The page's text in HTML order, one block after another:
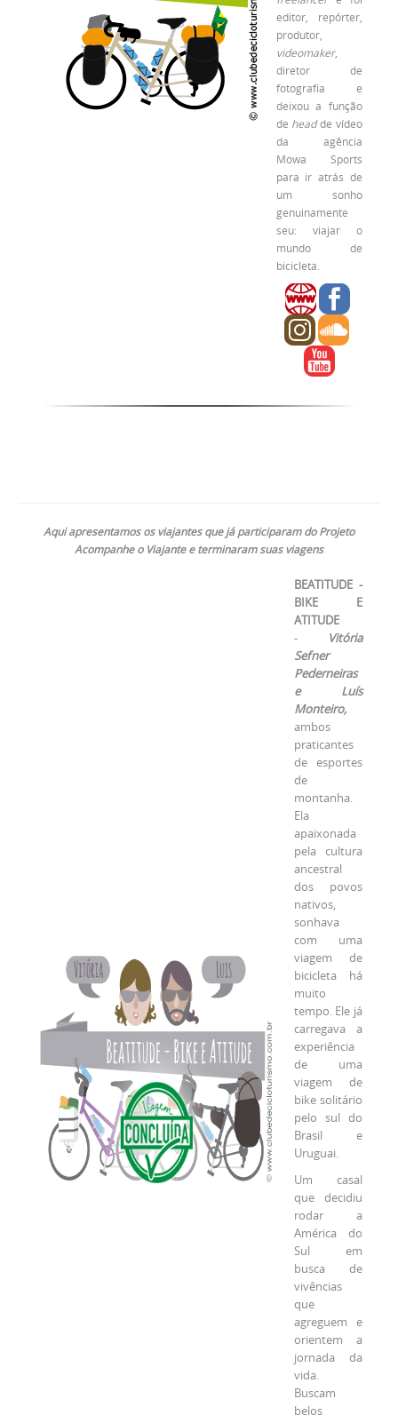
editor, repórter,
produtor,
videomaker,
diretor de
fotografia e
deixou a função
de headde vídeo
da agência
Mowa Sports
para ir atrás de
um sonho
genuinamente
seu: viajar o
mundo de
bicicleta.
Aqui apresentamos os viajantes que já participaram do Projeto
Acompanhe o Viajante e terminaram suas viagens
BEATITUDE -
BIKE E
ATITUDE
-
Vitória
Sefner
Pederneiras
e Luís
Monteiro,
ambos
praticantes
de esportes
de
montanha.
Ela
apaixonada
pela cultura
ancestral
dos povos
nativos,
sonhava
com uma
viagem de
bicicleta há
muito
tempo. Ele já
carregava a
experiência
de uma
viagem de
bike solitário
pelo sul do
Brasil e
Uruguai.
Um casal
que decidiu
rodar a
América do
Sul em
busca de
vivências
que
agreguem e
orientem a
jornada da
vida.
Buscam
belos